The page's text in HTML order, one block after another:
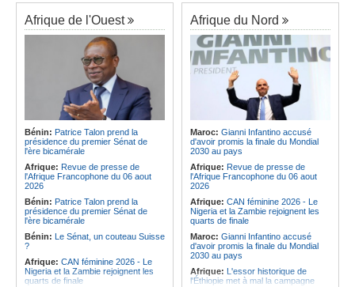
Congo-Kinshasa:Plan stratégique
triennal 2026-2028 - L'IGF place la
digitalisation au coeur des réformes
Congo-Kinshasa:RDC - Félix
Tshisekedi place le CEFOCK au
coeur de bataille de l'appropriation
du Génocost !
Congo-Kinshasa: Matadi - Le
Kongo Central lance la campagne
de sensibilisation au deuxième
Recensement général de la
population et de l'habitat
Congo-Kinshasa: Le VPM Shabani
remet aux organisations politiques la
directive ministérielle de l'année
politique 2026
Congo-Kinshasa:Gratien de
Saint-Nicolas Iracan - « Je ne
soutiendrai jamais un dialogue
destiné au partage du pouvoir ou à
la légitimation des groupes armés »
Ethiopie:Addis-Abeba - L'église
d'Afrique lance officiellement son
'cheminement' vers la grande
Assemblée de 2028
Afrique de l'Est: Le pari du régime
érythréen - Pousser le Tigray vers
une zone tampon dans le cadre
d'une nouvelle guerre par
procuration
Ethiopie:Le Premier ministre Abiy
inaugure le nouveau terminal de
l'aéroport international de Bahir Dar
Afrique:La Croix-Rouge
éthiopienne appelle à une
mobilisation accrue des ressources
locales en Afrique
Afrique de l'Est:
les moyens, entraver la coopération
équitable par tous les moyens
Afrique de l'Ouest
Bénin: Patrice Talon prend la
présidence du premier Sénat de
l'ère bicamérale
Afrique: Revue de presse de
l'Afrique Francophone du 06 aout
2026
Bénin: Patrice Talon prend la
présidence du premier Sénat de
l'ère bicamérale
Bénin: Le Sénat, un couteau Suisse
?
Afrique: CAN féminine 2026 - Le
Nigeria et la Zambie rejoignent les
quarts de finale
Afrique du Nord
Maroc: Gianni Infantino accusé
d'avoir promis la finale du Mondial
2030 au pays
Afrique: Revue de presse de
l'Afrique Francophone du 06 aout
2026
Afrique: CAN féminine 2026 - Le
Nigeria et la Zambie rejoignent les
quarts de finale
Maroc: Gianni Infantino accusé
d'avoir promis la finale du Mondial
2030 au pays
Afrique: L'essor historique de
l'Éthiopie met à mal la campagne